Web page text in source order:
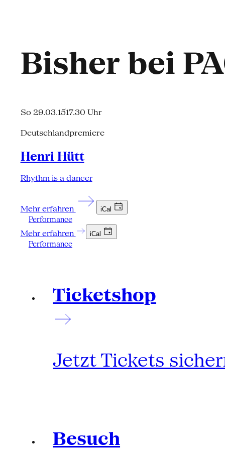
Bisher bei
So 29.03.1517.30 Uhr
Deutschlandpremiere
Henri Hütt
Rhythm is a dancer
Mehr erfahren iCal
Performance
Mehr erfahren iCal
Performance
Ticketshop
Jetzt Tickets
Besuch